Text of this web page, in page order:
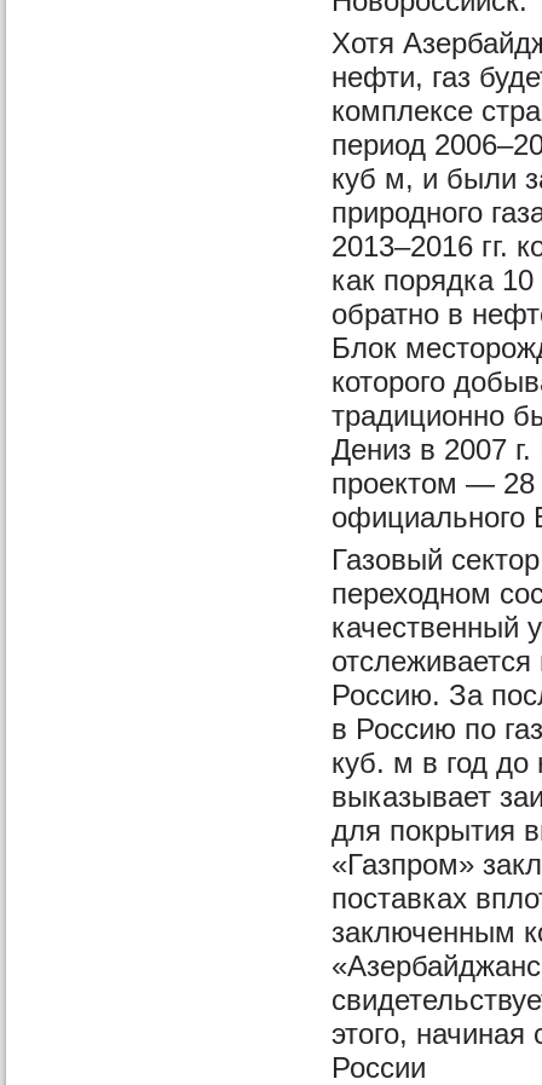
Хотя
нефти, газ
комплексе
период
куб м, и были
природного
2013–2016 гг.
как порядка
обратно в
Блок
которого
традиционно
Дениз в 2007
проектом — 28
официального
Газовый
переходном
качественный
Россию. За
в Россию по
куб. м в год до
выказывает
для покрытия
«Газпром»
поставках
заключенным
этого,
России